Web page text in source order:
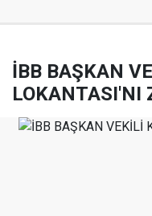
İBB BAŞKAN
LOKANTASI'NI